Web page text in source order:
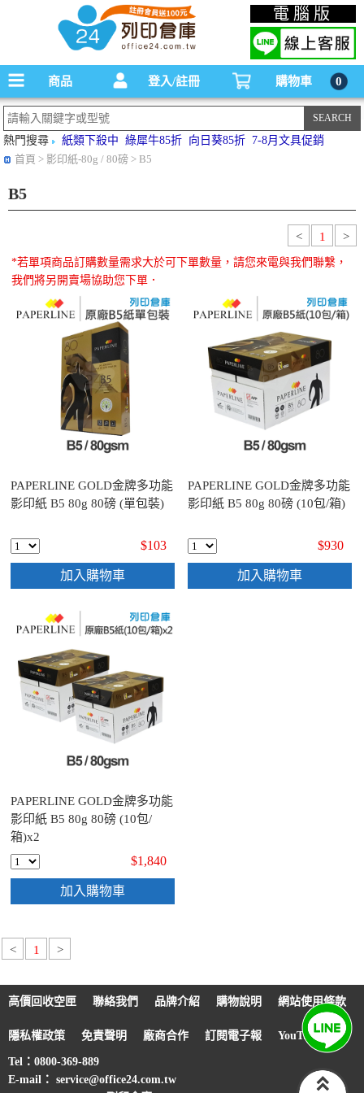
碳粉匣，墨水匣,原廠碳粉匣，副廠碳粉匣，環保碳粉匣,連續供墨印表機-office24列印
倉庫線上購物手機版
電腦版
商品 登入/註冊 購物車 0
熱門搜尋 紙類下殺中 綠犀牛85折 向日葵85折 7-8月文具促銷
首頁 > 影印紙-80g / 80磅 > B5
B5
< 1 >
*若單項商品訂購數量需求大於可下單數量，請您來電與我們聯繫，
我們將另開賣場協助您下單．
PAPERLINE GOLD金牌多功能
影印紙 B5 80g 80磅 (單包裝)
$103
加入購物車
PAPERLINE GOLD金牌多功能
影印紙 B5 80g 80磅 (10包/箱)
$930
加入購物車
PAPERLINE GOLD金牌多功能
影印紙 B5 80g 80磅 (10包/
箱)x2
$1,840
加入購物車
< 1 >
高價回收空匣 聯絡我們 品牌介紹 購物說明 網站使用條款
隱私權政策 免責聲明 廠商合作 訂閱電子報 YouTube
Tel：0800-369-889
E-mail： service@office24.com.tw